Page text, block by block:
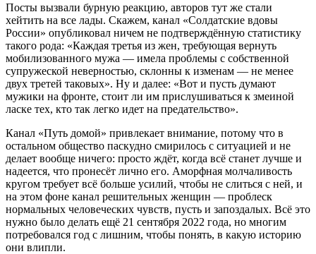
Посты вызвали бурную реакцию, авторов тут же стали
хейтить на все лады. Скажем, канал «Солдатские вдовы
России» опубликовал ничем не подтверждённую статистику
такого рода: «Каждая третья из жен, требующая вернуть
мобилизованного мужа — имела проблемы с собственной
супружеской неверностью, склонны к изменам — не менее
двух третей таковых». Ну и далее: «Вот и пусть думают
мужики на фронте, стоит ли им прислушиваться к змеиной
ласке тех, кто так легко идет на предательство».
Канал «Путь домой» привлекает внимание, потому что в
остальном общество паскудно смирилось с ситуацией и не
делает вообще ничего: просто ждёт, когда всё станет лучше и
надеется, что пронесёт лично его. Аморфная молчаливость
кругом требует всё больше усилий, чтобы не слиться с ней, и
на этом фоне канал решительных женщин — проблеск
нормальных человеческих чувств, пусть и запоздалых. Всё это
нужно было делать ещё 21 сентября 2022 года, но многим
потребовался год с лишним, чтобы понять, в какую историю
они влипли.